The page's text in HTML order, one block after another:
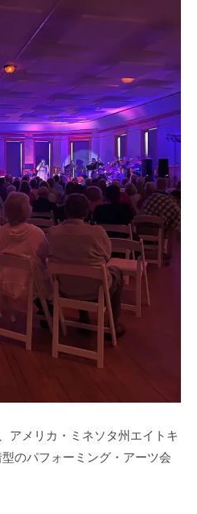
アメリカ・ミネソタ州エイトキ
のパフォーミング・アーツ会